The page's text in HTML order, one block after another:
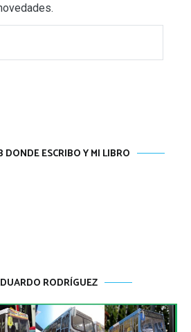
ESCRIBO Y MI LIBRO
RODRÍGUEZ